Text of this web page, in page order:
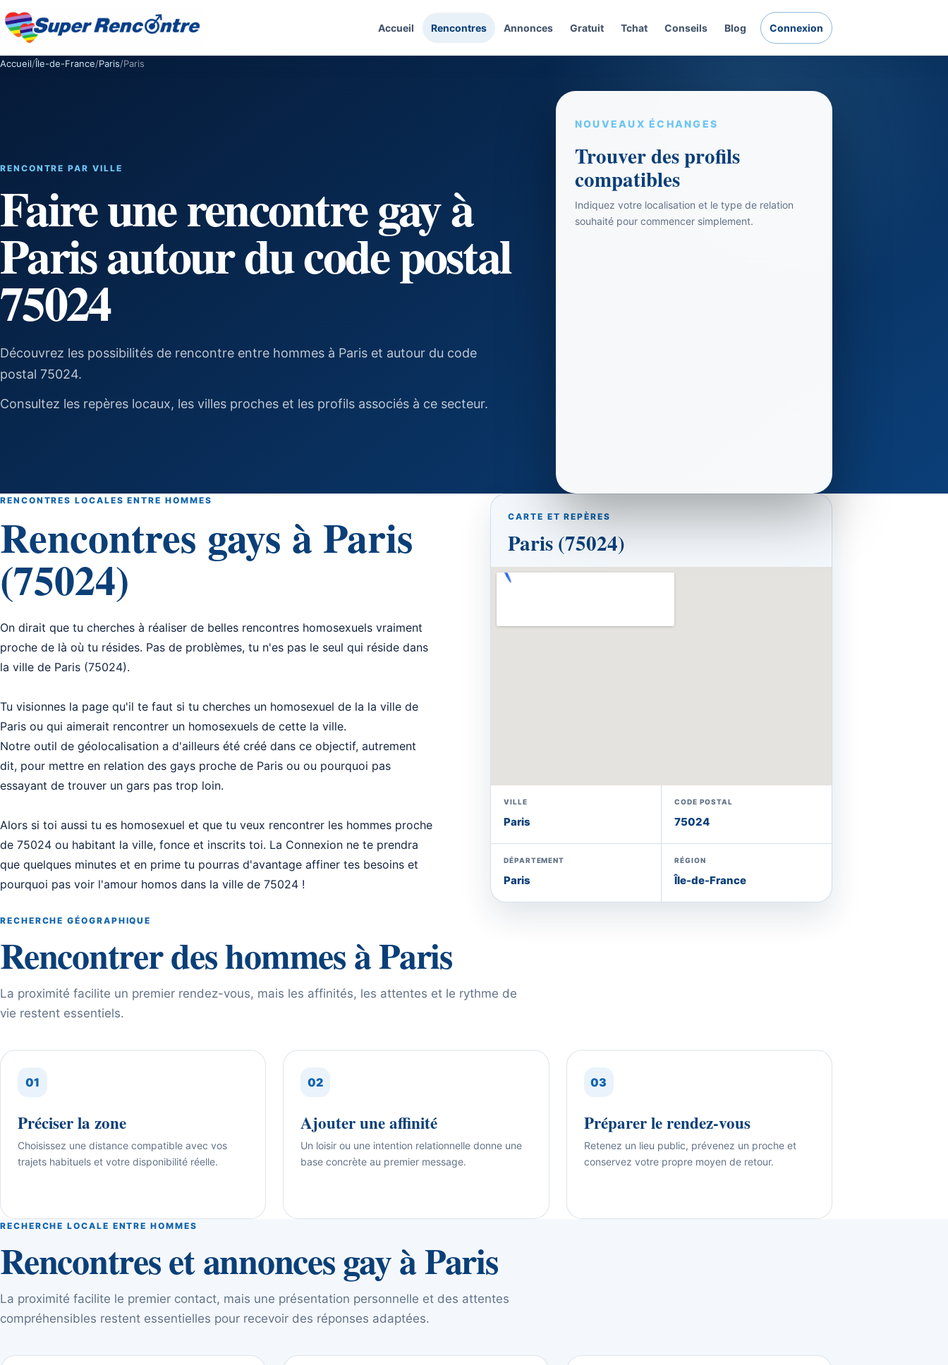
Accueil Rencontres Annonces Gratuit Tchat Conseils Blog Connexion
Accueil/Île-de-France/Paris/Paris
RENCONTRE PAR VILLE
Faire une rencontre gay à
Paris autour du code postal
75024
Découvrez les possibilités de rencontre entre hommes à Paris et autour du code
postal 75024.
Consultez les repères locaux, les villes proches et les profils associés à ce secteur.
NOUVEAUX ÉCHANGES
Trouver des profils
compatibles
Indiquez votre localisation et le type de relation
souhaité pour commencer simplement.
RENCONTRES LOCALES ENTRE HOMMES
Rencontres gays à Paris
(75024)
On dirait que tu cherches à réaliser de belles rencontres homosexuels vraiment
proche de là où tu résides. Pas de problèmes, tu n'es pas le seul qui réside dans
la ville de Paris (75024).
Tu visionnes la page qu'il te faut si tu cherches un homosexuel de la la ville de
Paris ou qui aimerait rencontrer un homosexuels de cette la ville.
Notre outil de géolocalisation a d'ailleurs été créé dans ce objectif, autrement
dit, pour mettre en relation des gays proche de Paris ou ou pourquoi pas
essayant de trouver un gars pas trop loin.
Alors si toi aussi tu es homosexuel et que tu veux rencontrer les hommes proche
de 75024 ou habitant la ville, fonce et inscrits toi. La Connexion ne te prendra
que quelques minutes et en prime tu pourras d'avantage affiner tes besoins et
pourquoi pas voir l'amour homos dans la ville de 75024 !
CARTE ET REPÈRES
Paris (75024)
VILLE
Paris
CODE POSTAL
75024
DÉPARTEMENT
Paris
RÉGION
Île-de-France
RECHERCHE GÉOGRAPHIQUE
Rencontrer des hommes à Paris
La proximité facilite un premier rendez-vous, mais les affinités, les attentes et le rythme de
vie restent essentiels.
01
Préciser la zone
Choisissez une distance compatible avec vos
trajets habituels et votre disponibilité réelle.
02
Ajouter une affinité
Un loisir ou une intention relationnelle donne une
base concrète au premier message.
03
Préparer le rendez-vous
Retenez un lieu public, prévenez un proche et
conservez votre propre moyen de retour.
RECHERCHE LOCALE ENTRE HOMMES
Rencontres et annonces gay à Paris
La proximité facilite le premier contact, mais une présentation personnelle et des attentes
compréhensibles restent essentielles pour recevoir des réponses adaptées.